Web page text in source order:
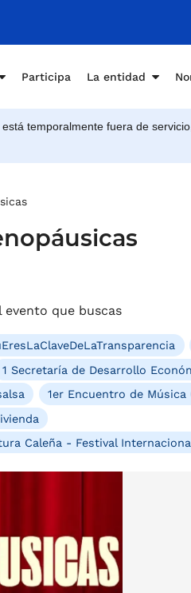
Participa La entidad
temporalmente fuera de
evento que buscas
1 Secretaría de Desarrollo
1er Encuentro de Música
Caleña - Festival